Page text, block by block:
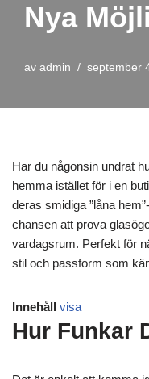
Nya
av admin september
Har du någonsin undrat
hemma istället för i en
deras smidiga ”låna
chansen att prova
vardagsrum. Perfekt för
stil och passform som
Innehåll visa
Hur Funkar